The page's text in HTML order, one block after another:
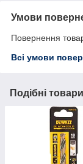
Умови
Повернення
Всі умови
Подібні